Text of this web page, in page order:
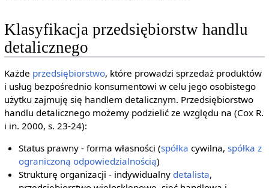
Klasyfikacja przedsiębiorstw handlu
detalicznego
Każde przedsiębiorstwo, które prowadzi sprzedaż produktów
i usług bezpośrednio konsumentowi w celu jego osobistego
użytku zajmuję się handlem detalicznym. Przedsiębiorstwo
handlu detalicznego możemy podzielić ze względu na (Cox R.
i in. 2000, s. 23-24):
Status prawny - forma własności (spółka cywilna,spółka z
ograniczoną odpowiedzialnością)
Strukturę organizacji - indywidualny detalista,